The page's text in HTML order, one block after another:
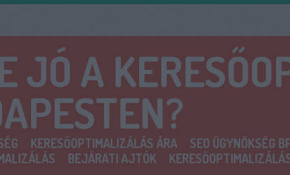
JÓ A
KERESŐOPTIMALIZÁLÁS ÁRA SEO ÜGYNÖKSÉG
BEJÁRATI AJTÓK